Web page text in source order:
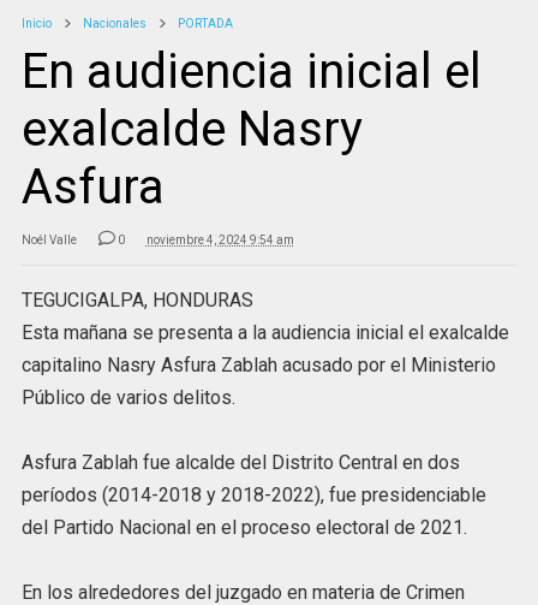
Inicio Nacionales PORTADA
En audiencia inicial el
exalcalde Nasry
Asfura
Noél Valle 0 noviembre 4, 2024 9:54 am
TEGUCIGALPA, HONDURAS
Esta mañana se presenta a la audiencia inicial el exalcalde
capitalino Nasry Asfura Zablah acusado por el Ministerio
Público de varios delitos.
Asfura Zablah fue alcalde del Distrito Central en dos
períodos (2014-2018 y 2018-2022), fue presidenciable
del Partido Nacional en el proceso electoral de 2021.
En los alrededores del juzgado en materia de Crimen